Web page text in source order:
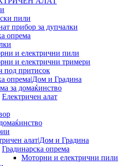
пили
прибор за дупчалки
опрема
и електрични пили
и електрични тримери
под притисок
опрема|Дом и Градина
за домаќинство
Електричен алат
алат|Дом и Градина
Градинарска опрема
Моторни и електрични пили